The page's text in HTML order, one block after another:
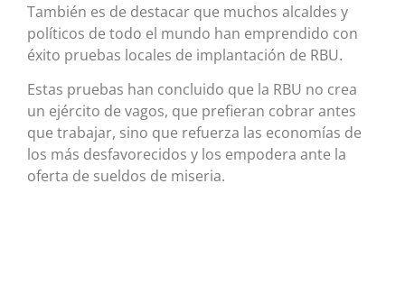
También es de destacar que muchos alcaldes y
políticos de todo el mundo han emprendido con
éxito pruebas locales de implantación de RBU.
Estas pruebas han concluido que la RBU no crea
un ejército de vagos, que prefieran cobrar antes
que trabajar, sino que refuerza las economías de
los más desfavorecidos y los empodera ante la
oferta de sueldos de miseria.